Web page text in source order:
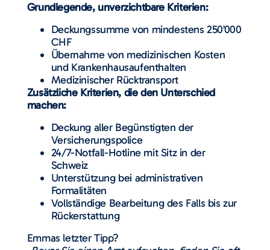
Grundlegende, unverzichtbare Kriterien:
Deckungssumme von mindestens 250’000
CHF
Übernahme von medizinischen Kosten
und Krankenhausaufenthalten
Medizinischer Rücktransport
Zusätzliche Kriterien, die den Unterschied
machen:
Deckung aller Begünstigten der
Versicherungspolice
24/7-Notfall-Hotline mit Sitz in der
Schweiz
Unterstützung bei administrativen
Formalitäten
Vollständige Bearbeitung des Falls bis zur
Rückerstattung
Emmas letzter Tipp?